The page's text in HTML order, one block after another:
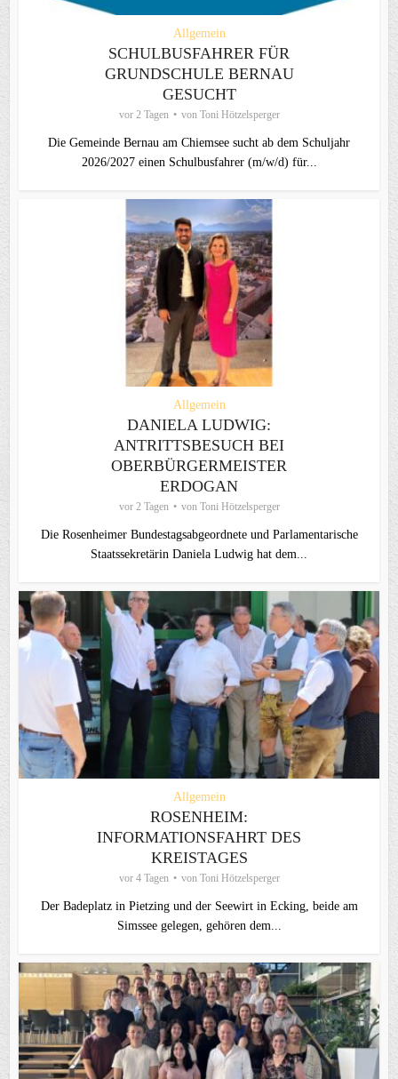
Allgemein
SCHULBUSFAHRER FÜR
GRUNDSCHULE BERNAU
GESUCHT
vor 2 Tagen von Toni Hötzelsperger
Die Gemeinde Bernau am Chiemsee sucht ab dem Schuljahr
2026/2027 einen Schulbusfahrer (m/w/d) für...
Allgemein
DANIELA LUDWIG:
ANTRITTSBESUCH BEI
OBERBÜRGERMEISTER
ERDOGAN
vor 2 Tagen von Toni Hötzelsperger
Die Rosenheimer Bundestagsabgeordnete und Parlamentarische
Staatssekretärin Daniela Ludwig hat dem...
Allgemein
ROSENHEIM:
INFORMATIONSFAHRT DES
KREISTAGES
vor 4 Tagen von Toni Hötzelsperger
Der Badeplatz in Pietzing und der Seewirt in Ecking, beide am
Simssee gelegen, gehören dem...